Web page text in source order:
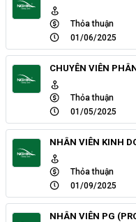
Thỏa thuận
01/06/2025
CHUYÊN VIÊN
Thỏa thuận
01/05/2025
NHÂN VIÊN KINH
Thỏa thuận
01/09/2025
NHÂN VIÊN PG